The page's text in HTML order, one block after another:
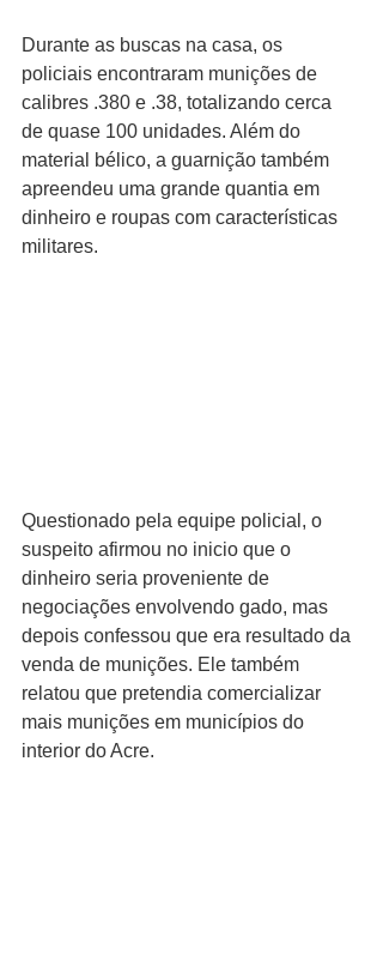
Durante as buscas na casa, os
policiais encontraram munições de
calibres .380 e .38, totalizando cerca
de quase 100 unidades. Além do
material bélico, a guarnição também
apreendeu uma grande quantia em
dinheiro e roupas com características
militares.
Questionado pela equipe policial, o
suspeito afirmou no inicio que o
dinheiro seria proveniente de
negociações envolvendo gado, mas
depois confessou que era resultado da
venda de munições. Ele também
relatou que pretendia comercializar
mais munições em municípios do
interior do Acre.